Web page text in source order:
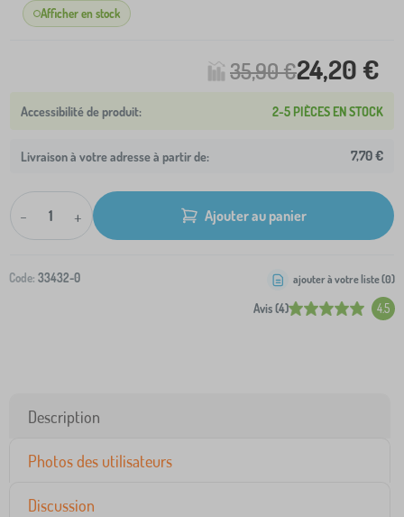
Afficher en stock
35,90 €24,20 €
2-5 PIÈCES EN STOCK
Livraison à votre adresse à partir de: 7,70 €
- + Ajouter au panier
Code: 33432-0
Avis (4) 4.5
ajouter à votre liste (0)
Description
Photos des utilisateurs
Discussion